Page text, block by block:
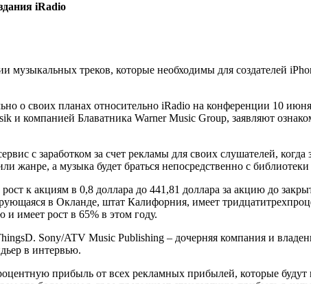
iRadio
треков, которые необходимы для создателей
о своих планах относительно iRadio на конференции 10
компанией Блаватника Warner Music Group, заявляют
с заработком за счет рекламы для своих слушателей, когда
жанре, а музыка будет браться непосредственно с библиотеки
к акциям в 0,8 доллара до 441,81 доллара за акцию до
в Окланде, штат Калифорния, имеет
имеет рост в 65% в этом году.
Sony/ATV Music Publishing – дочерняя компания и
в интервью.
прибыль от всех рекламных прибылей, которые